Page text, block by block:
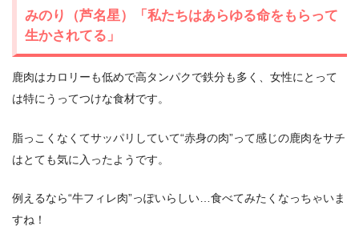
みのり（芦名星）「私たちはあらゆる命をもらって
生かされてる」
鹿肉はカロリーも低めで高タンパクで鉄分も多く、女性にとって
は特にうってつけな食材です。
脂っこくなくてサッパリしていて“赤身の肉”って感じの鹿肉をサチ
はとても気に入ったようです。
例えるなら“牛フィレ肉”っぽいらしい…食べてみたくなっちゃいま
すね！